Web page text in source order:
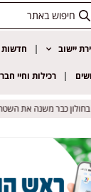
יישוב חדשות
רכילות וחיי
כבר משנה את השטח:
כבר משנה את השטח: